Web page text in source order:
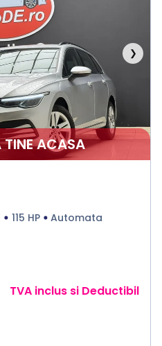
❯
TINE ACASA
115 HP Automata
TVA inclus si Deductibil